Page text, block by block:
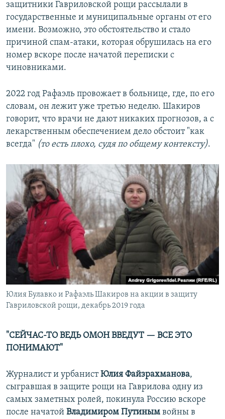
защитники Гавриловской рощи рассылали в
государственные и муниципальные органы от его
имени. Возможно, это обстоятельство и стало
причиной спам-атаки, которая обрушилась на его
номер вскоре после начатой переписки с
чиновниками.
2022 год Рафаэль провожает в больнице, где, по его
словам, он лежит уже третью неделю. Шакиров
говорит, что врачи не дают никаких прогнозов, а с
лекарственным обеспечением дело обстоит "как
всегда" (то есть плохо, судя по общему контексту).
Юлия Булавко и Рафаэль Шакиров на акции в защиту
Гавриловской рощи, декабрь 2019 года
"СЕЙЧАС-ТО ВЕДЬ ОМОН ВВЕДУТ — ВСЕ ЭТО
ПОНИМАЮТ"
Журналист и урбанистЮлия Файзрахманова,
сыгравшая в защите рощи на Гаврилова одну из
самых заметных ролей, покинула Россию вскоре
после начатой Владимиром Путиным войны в